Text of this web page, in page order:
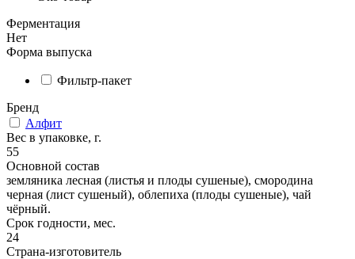
Ферментация
Нет
Форма выпуска
Фильтр-пакет
Бренд
Алфит
Вес в упаковке, г.
55
Основной состав
земляника лесная (листья и плоды сушеные), смородина
черная (лист сушеный), облепиха (плоды сушеные), чай
чёрный.
Срок годности, мес.
24
Страна-изготовитель